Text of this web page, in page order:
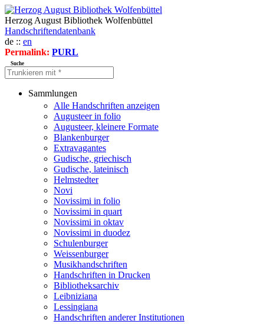
Herzog August Bibliothek Wolfenbüttel
Handschriftendatenbank
de :: en
Permalink: PURL
Suche
Sammlungen
Alle Handschriften anzeigen
Augusteer in folio
Augusteer, kleinere Formate
Blankenburger
Extravagantes
Gudische, griechisch
Gudische, lateinisch
Helmstedter
Novi
Novissimi in folio
Novissimi in quart
Novissimi in oktav
Novissimi in duodez
Schulenburger
Weissenburger
Musikhandschriften
Handschriften in Drucken
Bibliotheksarchiv
Leibniziana
Lessingiana
Handschriften anderer Institutionen